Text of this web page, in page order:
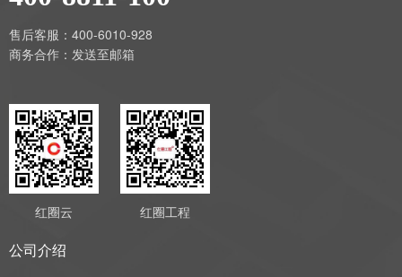
售后客服：400-6010-928
商务合作： 发送至邮箱
红圈云 红圈工程
公司介绍